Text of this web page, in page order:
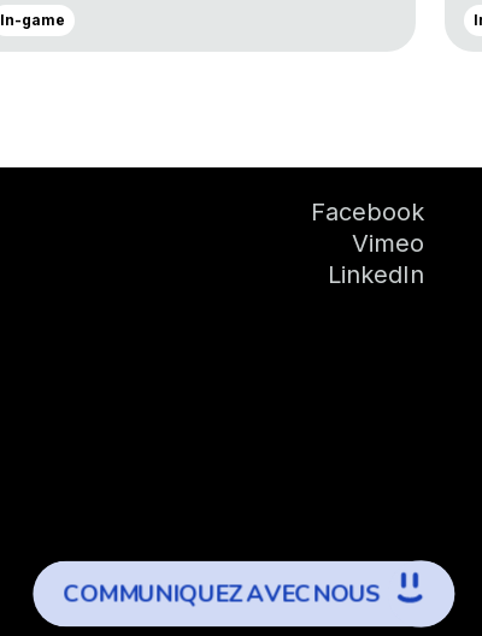
COMMUNIQUEZAVECNOUS
In-game
Facebook
Vimeo
LinkedIn